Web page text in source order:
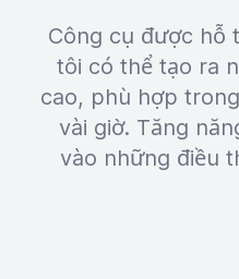
Công cụ được hỗ
tôi có thể tạo ra
cao, phù hợp
vài giờ. Tăng
vào những điều